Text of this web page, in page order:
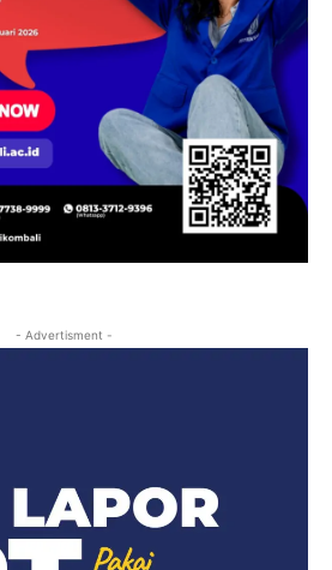
- Advertisment -